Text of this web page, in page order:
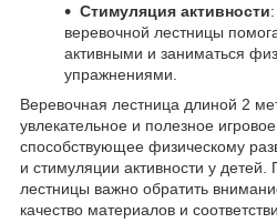
Стимуляция активности
веревочной лестницы
активными и заниматься
упражнениями.
Веревочная лестница длиной 2
увлекательное и полезное игровое
способствующее физическому
и стимуляции активности у
лестницы важно обратить
качество материалов и